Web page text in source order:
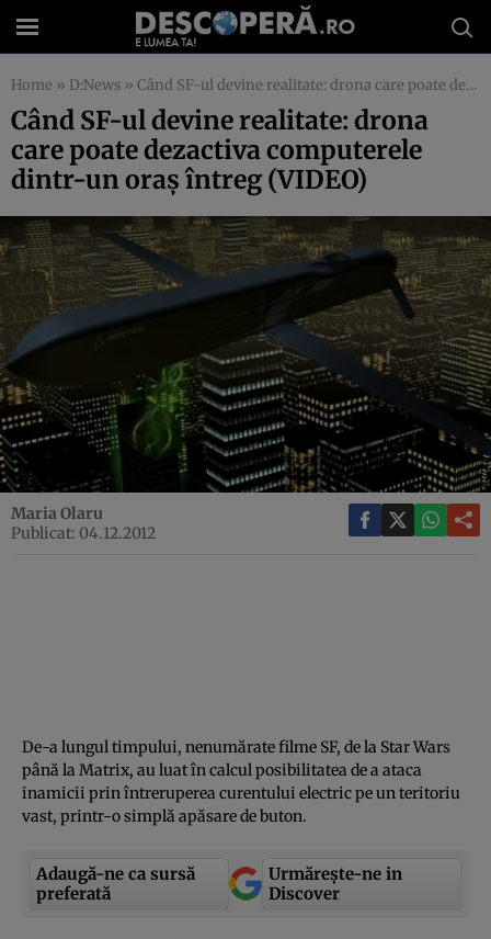
Home » D:News » Când SF-ul devine realitate: drona care poate dezactiva computerele dintr-un oraş întreg (VIDEO)
Când SF-ul devine realitate: drona
care poate dezactiva computerele
dintr-un oraş întreg (VIDEO)
Maria Olaru
Publicat: 04.12.2012
De-a lungul timpului, nenumărate filme SF, de la Star Wars
până la Matrix, au luat în calcul posibilitatea de a ataca
inamicii prin întreruperea curentului electric pe un teritoriu
vast, printr-o simplă apăsare de buton.
Adaugă-ne ca sursă
preferată
Urmărește-ne in
Discover